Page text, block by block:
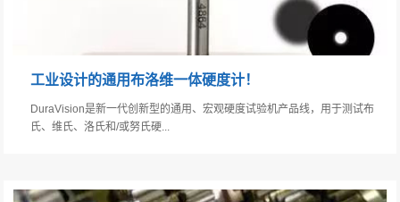
工业设计的通用布洛维一体硬度计！
DuraVision是新一代创新型的通用、宏观硬度试验机产品线，用于测试布
氏、维氏、洛氏和/或努氏硬...